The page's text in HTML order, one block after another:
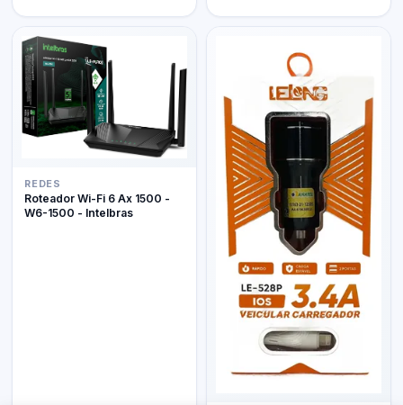
REDES
Roteador Wi-Fi 6 Ax 1500 -
W6-1500 - Intelbras